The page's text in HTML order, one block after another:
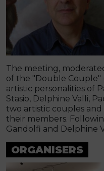
The meeting,
of the "Double Couple"
artistic personalities of
Stasio, Delphine Valli,
two artistic couples
their members.
Gandolfi and Delphine
ORGANISERS